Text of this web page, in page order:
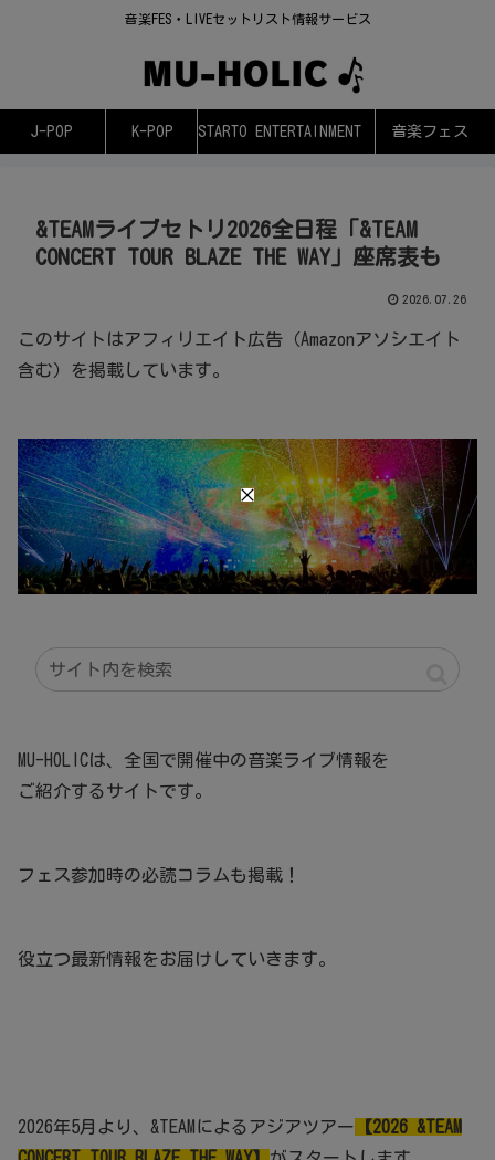
音楽FES・LIVEセットリスト情報サービス
J-POP K-POP STARTO ENTERTAINMENT 音楽フェス
&TEAMライブセトリ2026全日程「&TEAM
CONCERT TOUR BLAZE THE WAY」座席表も
2026.07.26
このサイトはアフィリエイト広告（Amazonアソシエイト
含む）を掲載しています。
MU-HOLICは、全国で開催中の音楽ライブ情報を
ご紹介するサイトです。
フェス参加時の必読コラムも掲載！
役立つ最新情報をお届けしていきます。
2026年5月より、&TEAMによるアジアツアー 【2026 &TEAM